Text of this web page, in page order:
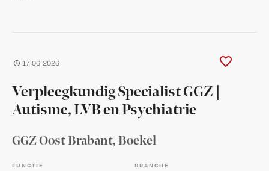
17-06-2026
Verpleegkundig Specialist GGZ |
Autisme, LVB en Psychiatrie
GGZ Oost Brabant, Boekel
FUNCTIE BRANCHE